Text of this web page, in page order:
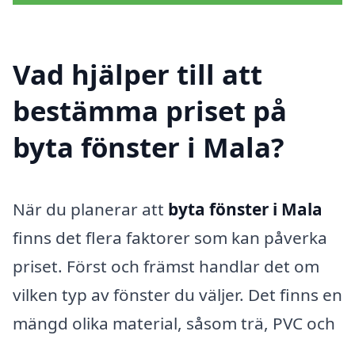
Vad hjälper till att
bestämma priset på
byta fönster i Mala?
När du planerar att byta fönster i Mala
finns det flera faktorer som kan påverka
priset. Först och främst handlar det om
vilken typ av fönster du väljer. Det finns en
mängd olika material, såsom trä, PVC och